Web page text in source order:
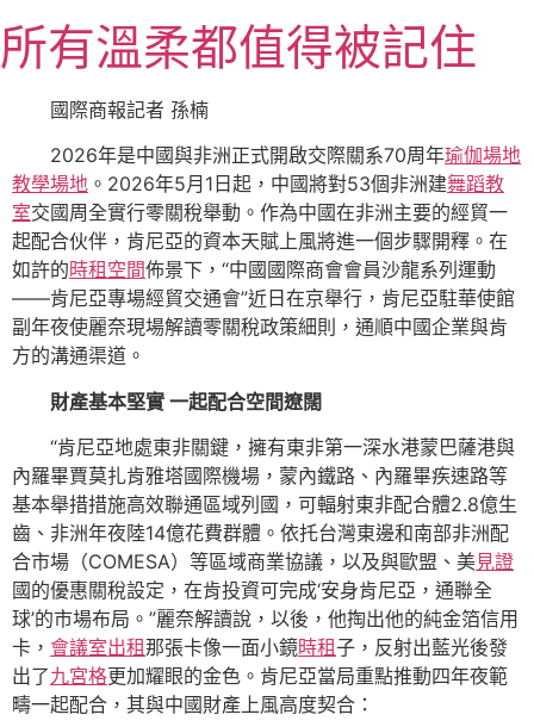
至
主所有溫柔都值得被記住
國際商報記者 孫楠
2026年是中國與非洲正式開啟交際關系70周年瑜伽場地
教學場地 。2026年5月1日起，中國將對53個非洲建舞蹈教
室交國周全實行零關稅舉動。作為中國在非洲主要的經貿一
起配合伙伴，肯尼亞的資本天賦上風將進一個步驟開釋。在
如許的時租空間佈景下，“中國國際商會會員沙龍系列運動
——肯尼亞專場經貿交通會”近日在京舉行，肯尼亞駐華使館
副年夜使麗奈現場解讀零關稅政策細則，通順中國企業與肯
方的溝通渠道。
財產基本堅實 一起配合空間遼闊
“肯尼亞地處東非關鍵，擁有東非第一深水港蒙巴薩港與
內羅畢賈莫扎肯雅塔國際機場，蒙內鐵路、內羅畢疾速路等
基本舉措措施高效聯通區域列國，可輻射東非配合體2.8億生
齒、非洲年夜陸14億花費群體。依托台灣東邊和南部非洲配
合市場（COMESA）等區域商業協議，以及與歐盟、美見證
國的優惠關稅設定，在肯投資可完成‘安身肯尼亞，通聯全
球’的市場布局。”麗奈解讀說，以後，他掏出他的純金箔信用
卡， 會議室出租那張卡像一面小鏡時租子，反射出藍光後發
出了九宮格更加耀眼的金色。肯尼亞當局重點推動四年夜範
疇一起配合，其與中國財產上風高度契合：